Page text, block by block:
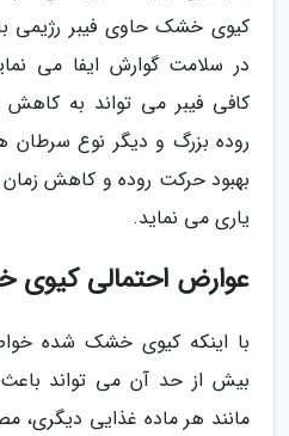
کیوی خشک حاوی فیبر رژیمی
در سلامت گوارش ایفا می
کافی فیبر می تواند به
روده بزرگ و دیگر نوع سرطان
بهبود حرکت روده و کاهش زمان
یاری می نماید.
عوارض احتمالی
با اینکه کیوی خشک شده
بیش از حد آن می تواند
مانند هر ماده غذایی